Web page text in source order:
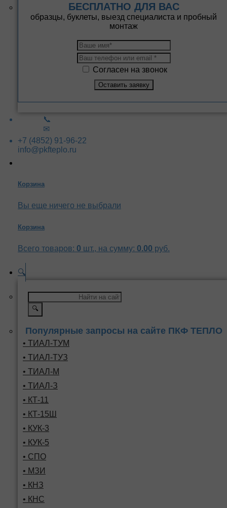
БЕСПЛАТНО ДЛЯ ВАС
образцы, буклеты, выезд специалиста и пробный
монтаж
Согласен на звонок
📞
✉
+7 (4852) 91-96-22
info@pkfteplo.ru
Корзина
Вы еще ничего не выбрали
Корзина
Всего товаров: 0 шт., на сумму: 0.00 руб.
🔍
🔍
Популярные запросы на сайте ПКФ ТЕПЛО
• ТИАЛ-ТУМ
• ТИАЛ-ТУЗ
• ТИАЛ-М
• ТИАЛ-З
• КТ-11
• КТ-15Ш
• КУК-3
• КУК-5
• СПО
• МЗИ
• КНЗ
• КНС